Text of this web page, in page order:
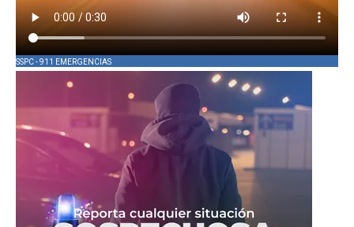
SSPC - 911 EMERGENCIAS